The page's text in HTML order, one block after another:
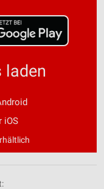
laden
iOS